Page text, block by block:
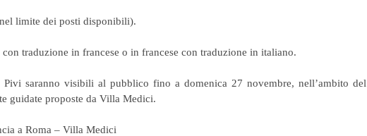
limite dei posti disponibili).
traduzione in francese o in francese con traduzione in italiano.
Pivi saranno visibili al pubblico fino a domenica 27 novembre, nell’ambito del
guidate proposte da Villa Medici.
a Roma – Villa Medici